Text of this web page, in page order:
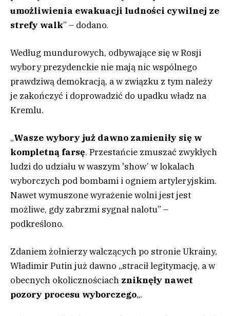
umożliwienia ewakuacji ludności cywilnej ze
strefy walk” – dodano.
Według mundurowych, odbywające się w Rosji
wybory prezydenckie nie mają nic wspólnego
prawdziwą demokracją, a w związku z tym należy
je zakończyć i doprowadzić do upadku władz na
Kremlu.
„Wasze wybory już dawno zamieniły się w
kompletną farsę. Przestańcie zmuszać zwykłych
ludzi do udziału w waszym 'show’ w lokalach
wyborczych pod bombami i ogniem artyleryjskim.
Nawet wymuszone wyrażenie wolni jest jest
możliwe, gdy zabrzmi sygnał nalotu” –
podkreślono.
Zdaniem żołnierzy walczących po stronie Ukrainy,
Władimir Putin już dawno „stracił legitymację, a w
obecnych okolicznościach zniknęły nawet
pozory procesu wyborczego„.